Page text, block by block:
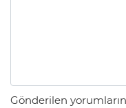
Gönderilen